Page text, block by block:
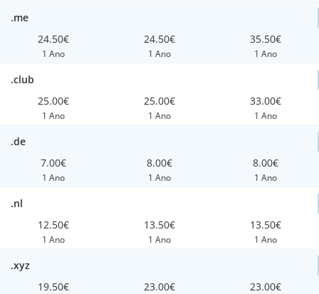
.me
24.50€
1 Ano
24.50€
1 Ano
35.50€
1 Ano
.club
25.00€
1 Ano
25.00€
1 Ano
33.00€
1 Ano
.de
7.00€
1 Ano
8.00€
1 Ano
8.00€
1 Ano
.nl
12.50€
1 Ano
13.50€
1 Ano
13.50€
1 Ano
.xyz
19.50€
23.00€ 23.00€